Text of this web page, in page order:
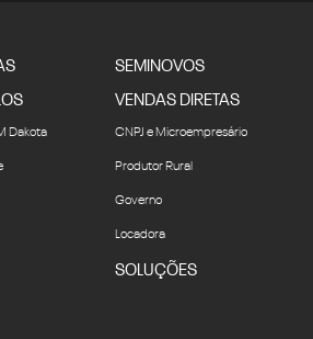
Dakota
SEMINOVOS
VENDAS DIRETAS
CNPJ e Microempresário
Produtor Rural
Governo
Locadora
SOLUÇÕES